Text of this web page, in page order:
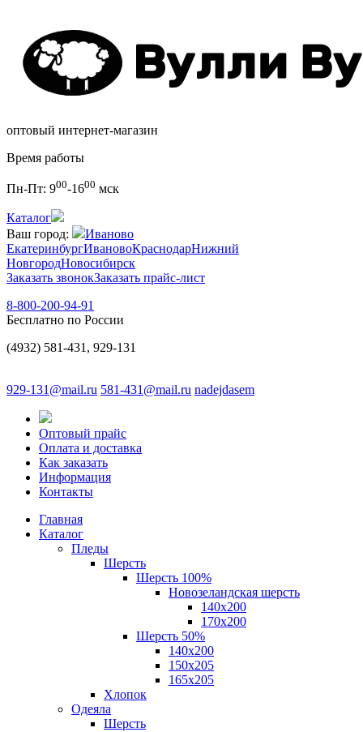
оптовый интернет-магазин
Время работы
Пн-Пт: 900-1600 мск
Каталог
Ваш город:
Иваново
ЕкатеринбургИвановоКраснодарНижний
НовгородНовосибирск
Заказать звонокЗаказать прайс-лист
8-800-200-94-91
Бесплатно по России
(4932) 581-431, 929-131
929-131@mail.ru 581-431@mail.ru nadejdasem
Оптовый прайс
Оплата и доставка
Как заказать
Информация
Контакты
Главная
Каталог
Пледы
Шерсть
Шерсть 100%
Новозеландская шерсть
140х200
170x200
Шерсть 50%
140x200
150х205
165х205
Хлопок
Одеяла
Шерсть